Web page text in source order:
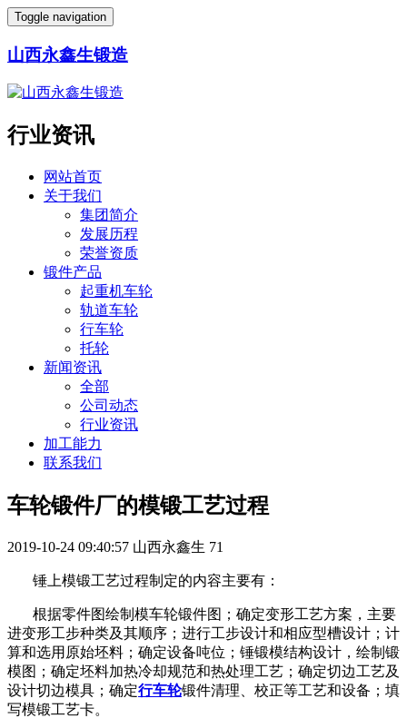
Toggle navigation
山西永鑫生锻造
行业资讯
网站首页
关于我们
集团简介
发展历程
荣誉资质
锻件产品
起重机车轮
轨道车轮
行车轮
托轮
新闻资讯
全部
公司动态
行业资讯
加工能力
联系我们
车轮锻件厂的模锻工艺过程
2019-10-24 09:40:57 山西永鑫生 71
锤上模锻工艺过程制定的内容主要有：
根据零件图绘制模车轮锻件图；确定变形工艺方案，主要
进变形工步种类及其顺序；进行工步设计和相应型槽设计；计
算和选用原始坯料；确定设备吨位；锤锻模结构设计，绘制锻
模图；确定坯料加热冷却规范和热处理工艺；确定切边工艺及
设计切边模具；确定行车轮锻件清理、校正等工艺和设备；填
写模锻工艺卡。